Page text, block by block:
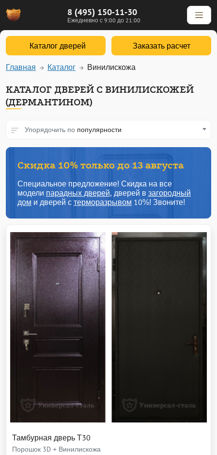
8 (495) 150-11-30
Ежедневно с 9:00 до 21:00
Каталог дверей Заказать расчет
Главная Каталог Винилискожа
КАТАЛОГ ДВЕРЕЙ С ВИНИЛИСКОЖЕЙ
(ДЕРМАНТИНОМ)
Упорядочить по популярности
Скидка 10% только до 13 августа
Специальное предложение! Скидка на все
модели парадных дверей, дверей в загородный
дом и дверей с терморазрывом 10%! Звоните!
Тамбурная дверь Т30
Порошок 3D + Винилискожа